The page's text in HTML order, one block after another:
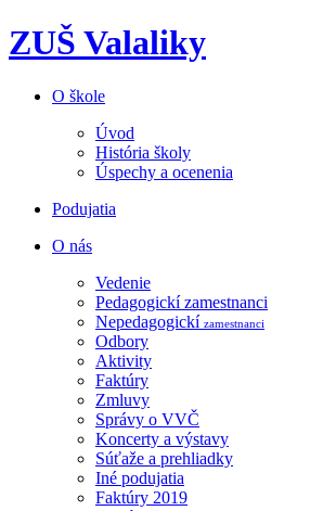
ZUŠ Valaliky
O škole
Úvod
História školy
Úspechy a ocenenia
Podujatia
O nás
Vedenie
Pedagogickí zamestnanci
Nepedagogickí zamestnanci
Odbory
Aktivity
Faktúry
Zmluvy
Správy o VVČ
Koncerty a výstavy
Súťaže a prehliadky
Iné podujatia
Faktúry 2019